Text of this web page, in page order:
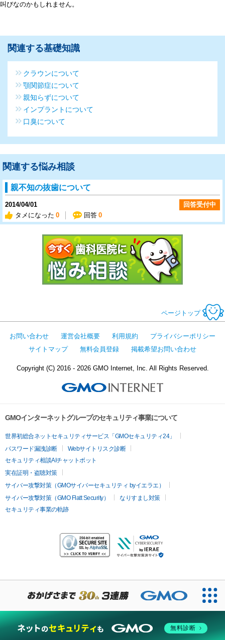
叫びなのかもしれません。
関連する基礎知識
クラウンについて
顎関節症について
親知らずについて
インプラントについて
口臭について
関連する悩み相談
親不知の抜歯について
2014/04/01
タメになった 0 回答 0
回答受付中
ページトップ
お問い合わせ 運営会社概要 利用規約
プライバシーポリシー
サイトマップ
無料会員登録 掲載希望お問い合わせ
Copyright (C) 2016 - 2026 GMO Internet, Inc. All Rights Reserved.
GMOインターネットグループのセキュリティ事業について
世界初総合ネットセキュリティサービス「GMOセキュリティ24」
パスワード漏洩診断
Webサイトリスク診断
セキュリティ相談AIチャットボット
実在証明・盗聴対策
サイバー攻撃対策（GMOサイバーセキュリティ byイエラエ）
サイバー攻撃対策（GMO Flatt Security）
なりすまし対策
セキュリティ事業の軌跡
無料診断